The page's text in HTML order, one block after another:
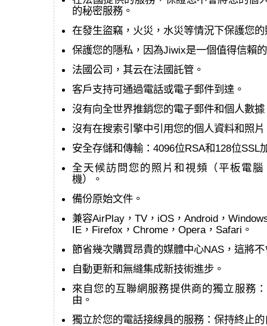
的秘密服務。
在發生盜竊，火災，水災等情況下保護您
保護您的隱私，因為Jiwix是一個值得信賴
法國公司，其云在法國託管。
客戶支持可通過電話或電子郵件到達。
沒有向全世界推銷您的電子郵件和個人數據
沒有在搜索引擎中引用您的個人資料和照片
安全存儲和傳輸：4096位RSA和128位SSL
全天候訪問您的照片和視頻（平板電
機）。
備份原始文件。
兼容AirPlay，TV，iOS，Android，
IE，Firefox，Chrome，Opera，Safari。
節省幾次購買昂貴的媒體中心NAS，這將
自動更新和無縫集成新技術進步。
來自您的互聯網服務提供商的獨立服務
由。
獨立於您的電話接線員的服務：保持終止